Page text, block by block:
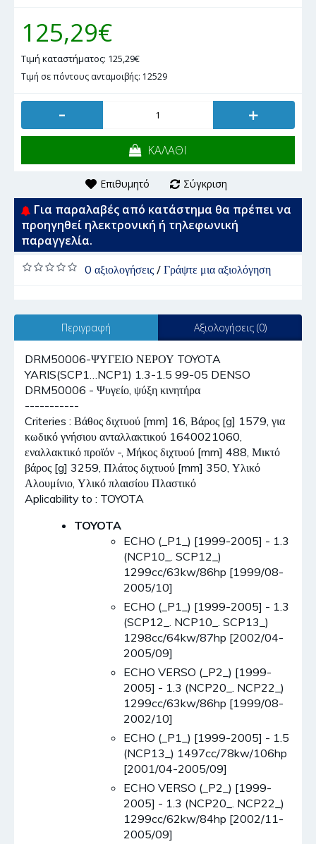
125,29€
Τιμή καταστήματος: 125,29€
Τιμή σε πόντους ανταμοιβής: 12529
- +
ΚΑΛΑΘΙ
Επιθυμητό Σύγκριση
Για παραλαβές από κατάστημα θα πρέπει να
προηγηθεί ηλεκτρονική ή τηλεφωνική
παραγγελία.
0 αξιολογήσεις/ Γράψτε μια αξιολόγηση
Περιγραφή Αξιολογήσεις (0)
DRM50006-ΨΥΓΕΙΟ ΝΕΡΟΥ TOYOTA
YARIS(SCP1…NCP1) 1.3-1.5 99-05 DENSO
DRM50006 - Ψυγείο, ψύξη κινητήρα
-----------
Criteries : Βάθος διχτυού [mm] 16, Βάρος [g] 1579, για
κωδικό γνήσιου ανταλλακτικού 1640021060,
εναλλακτικό προϊόν -, Μήκος διχτυού [mm] 488, Μικτό
βάρος [g] 3259, Πλάτος διχτυού [mm] 350, Υλικό
Αλουμίνιο, Υλικό πλαισίου Πλαστικό
Aplicability to : TOYOTA
TOYOTA
ECHO (_P1_) [1999-2005] - 1.3
(NCP10_. SCP12_)
1299cc/63kw/86hp [1999/08-
2005/10]
ECHO (_P1_) [1999-2005] - 1.3
(SCP12_. NCP10_. SCP13_)
1298cc/64kw/87hp [2002/04-
2005/09]
ECHO VERSO (_P2_) [1999-
2005] - 1.3 (NCP20_. NCP22_)
1299cc/63kw/86hp [1999/08-
2002/10]
ECHO (_P1_) [1999-2005] - 1.5
(NCP13_) 1497cc/78kw/106hp
[2001/04-2005/09]
ECHO VERSO (_P2_) [1999-
2005] - 1.3 (NCP20_. NCP22_)
1299cc/62kw/84hp [2002/11-
2005/09]